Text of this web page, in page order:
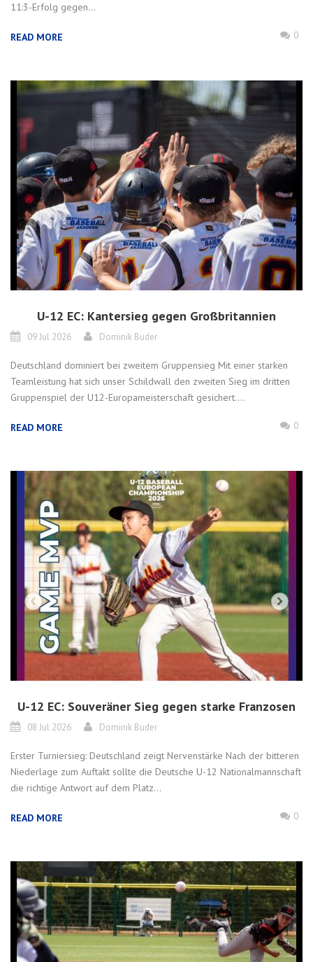
11:3-Erfolg gegen...
READ MORE 0
U-12 EC: Kantersieg gegen Großbritannien
09 Jul 2026 Dominik Buder
Deutschland dominiert bei zweitem Gruppensieg Mit einer starken
Teamleistung hat sich unser Schildwall den zweiten Sieg im dritten
Gruppenspiel der U12-Europameisterschaft gesichert....
READ MORE 0
U-12 EC: Souveräner Sieg gegen starke Franzosen
08 Jul 2026 Dominik Buder
Erster Turniersieg: Deutschland zeigt Nervenstärke Nach der bitteren
Niederlage zum Auftakt sollte die Deutsche U-12 Nationalmannschaft
die richtige Antwort auf dem Platz...
READ MORE 0